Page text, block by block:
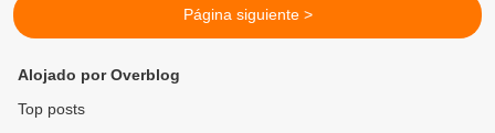
Página siguiente >
Alojado por Overblog
Top posts